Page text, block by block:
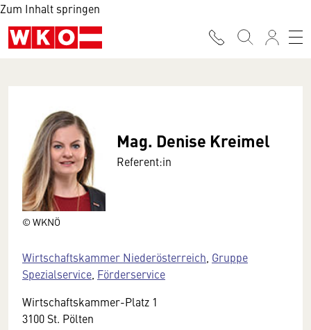
Zum Inhalt springen
© WKNÖ
Mag. Denise Kreimel
Referent:in
Wirtschaftskammer Niederösterreich Gruppe
Spezialservice Förderservice
Wirtschaftskammer-Platz 1
3100 St. Pölten